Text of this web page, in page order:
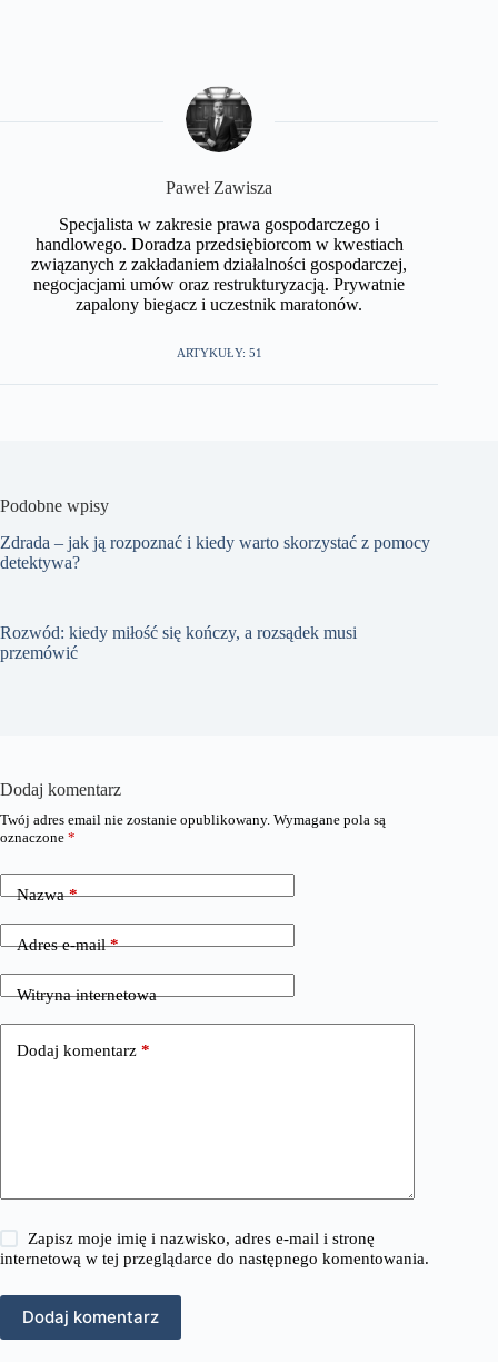
​Paweł Zawisza
Specjalista w zakresie prawa gospodarczego i
handlowego. Doradza przedsiębiorcom w kwestiach
związanych z zakładaniem działalności gospodarczej,
negocjacjami umów oraz restrukturyzacją. Prywatnie
zapalony biegacz i uczestnik maratonów.​
ARTYKUŁY: 51
Podobne wpisy
Zdrada – jak ją rozpoznać i kiedy warto skorzystać z pomocy
detektywa?
Rozwód: kiedy miłość się kończy, a rozsądek musi
przemówić
Dodaj komentarz
Twój adres email nie zostanie opublikowany. Wymagane pola są
oznaczone *
Nazwa*
Adres e-mail*
Witryna internetowa
Dodaj komentarz *
Zapisz moje imię i nazwisko, adres e-mail i stronę
internetową w tej przeglądarce do następnego komentowania.
Dodaj komentarz